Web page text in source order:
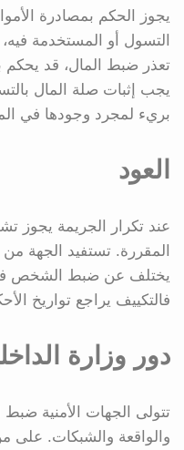
يجوز الحكم بمصادرة
التسول أو المستخدمة
تعذر ضبط المال، قد يحكم
يجب إثبات صلة المال
بريء لمجرد وجودها في
العود
عند تكرار الجريمة يجوز
المقررة. تستفيد الجهة من
يختلف عن ضبط الشخص
فالتكييف يراجع تواريخ
دور وزارة
تتولى الجهات الأمنية
والواقعة والشبكات. على